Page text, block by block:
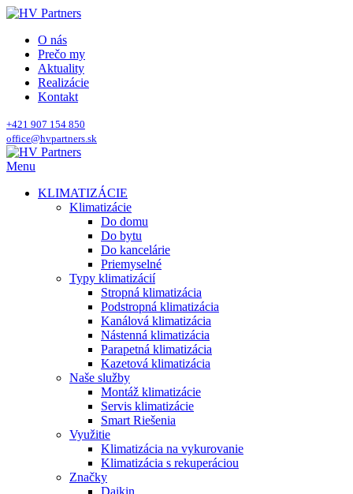
O nás
Prečo my
Aktuality
Realizácie
Kontakt
+421 907 154 850
office@hvpartners.sk
Menu
KLIMATIZÁCIE
Klimatizácie
Do domu
Do bytu
Do kancelárie
Priemyselné
Typy klimatizácií
Stropná klimatizácia
Podstropná klimatizácia
Kanálová klimatizácia
Nástenná klimatizácia
Parapetná klimatizácia
Kazetová klimatizácia
Naše služby
Montáž klimatizácie
Servis klimatizácie
Smart Riešenia
Využitie
Klimatizácia na vykurovanie
Klimatizácia s rekuperáciou
Značky
Daikin